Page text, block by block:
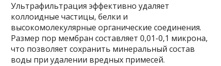
Ультрафильтрация эффективно удаляет
коллоидные частицы, белки и
высокомолекулярные органические соединения.
Размер пор мембран составляет 0,01-0,1 микрона,
что позволяет сохранить минеральный состав
воды при удалении вредных примесей.